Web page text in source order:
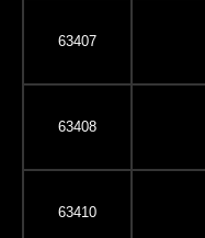
63407
63408
63410